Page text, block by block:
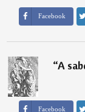
Facebook
“A
Facebook